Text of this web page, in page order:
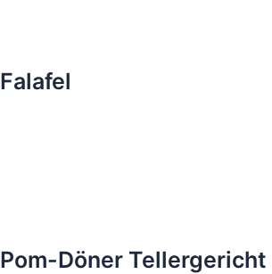
Falafel
Pom-Döner Tellergericht